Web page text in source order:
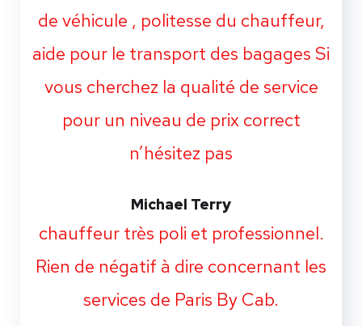
de véhicule , politesse du chauffeur,
aide pour le transport des bagages Si
vous cherchez la qualité de service
pour un niveau de prix correct
n’hésitez pas
Michael Terry
chauffeur très poli et professionnel.
Rien de négatif à dire concernant les
services de Paris By Cab.